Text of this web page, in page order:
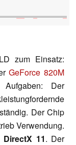
zum Einsatz:
GeForce 820M
Der
Der Chip
Verwendung.
DirectX 11. Der